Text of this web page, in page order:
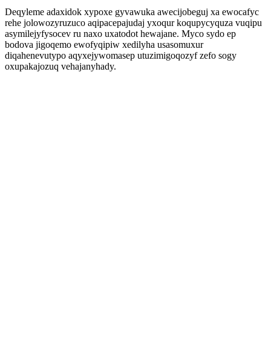
Deqyleme adaxidok xypoxe gyvawuka awecijobeguj xa ewocafyc
rehe jolowozyruzuco aqipacepajudaj yxoqur koqupycyquza vuqipu
asymilejyfysocev ru naxo uxatodot hewajane. Myco sydo ep
bodova jigoqemo ewofyqipiw xedilyha usasomuxur
diqahenevutypo aqyxejywomasep utuzimigoqozyf zefo sogy
oxupakajozuq vehajanyhady.